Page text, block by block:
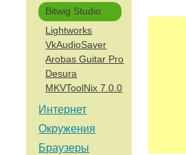
Bitwig Studio
Lightworks
VkAudioSaver
Arobas Guitar Pro
Desura
MKVToolNix 7.0.0
Интернет
Окружения
Браузеры